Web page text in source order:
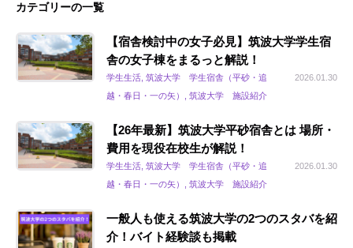
カテゴリーの一覧
【宿舎検討中の女子必見】筑波大学学生宿
舎の女子棟をまるっと解説！
学生生活, 筑波大学 学生宿舎（平砂・追
越・春日・一の矢）, 筑波大学 施設紹介
2026.01.30
【26年最新】筑波大学平砂宿舎とは 場所・
費用を現役在校生が解説！
学生生活, 筑波大学 学生宿舎（平砂・追
越・春日・一の矢）, 筑波大学 施設紹介
2026.01.30
一般人も使える筑波大学の2つのスタバを紹
介！バイト経験談も掲載